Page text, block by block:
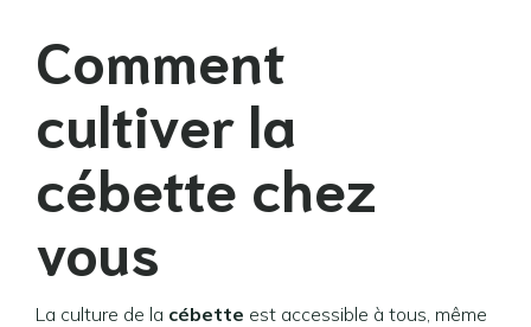
Comment
cultiver la
cébette chez
vous
La culture de la cébette est accessible à tous, même